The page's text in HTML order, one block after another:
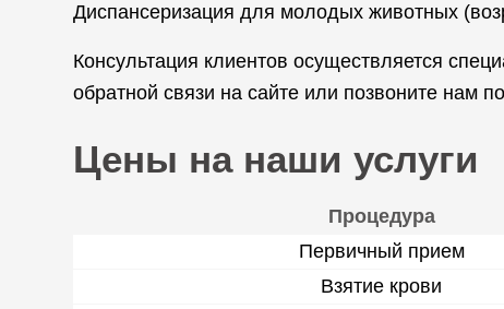
Диспансеризация для молодых животных
Консультация клиентов осуществляется
обратной связи на сайте или позвоните нам
Цены на наши услуги
Процедура
Первичный прием
Взятие крови